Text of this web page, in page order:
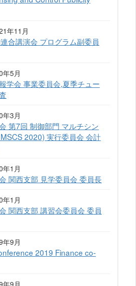
年11月
合講演会 プログラム副委員
5月
学会 事業委員会,夏季チュー
3月
第7回 制御部門 マルチシン
2020) 実行委員会 会計
1月
関西支部 見学委員会 委員長
1月
関西支部 講習会委員会 委員
9月
2019 Finance co-
9月